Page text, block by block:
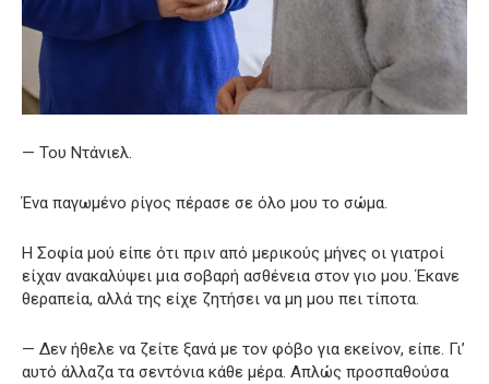
— Του Ντάνιελ.
Ένα παγωμένο ρίγος πέρασε σε όλο μου το σώμα.
Η Σοφία μού είπε ότι πριν από μερικούς μήνες οι γιατροί
είχαν ανακαλύψει μια σοβαρή ασθένεια στον γιο μου. Έκανε
θεραπεία, αλλά της είχε ζητήσει να μη μου πει τίποτα.
— Δεν ήθελε να ζείτε ξανά με τον φόβο για εκείνον, είπε. Γι’
αυτό άλλαζα τα σεντόνια κάθε μέρα. Απλώς προσπαθούσα